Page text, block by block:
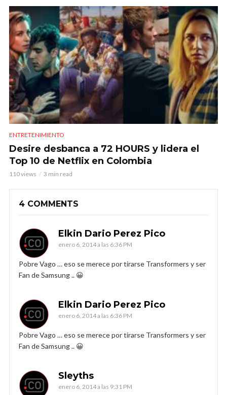
ENTRETENIMIENTO
Desire desbanca a 72 HOURS y lidera el
Top 10 de Netflix en Colombia
110 views 3 min read
4 COMMENTS
Elkin Dario Perez Pico
enero 6, 2014 a las 6:36 PM
Pobre Vago … eso se merece por tirarse Transformers y ser
Fan de Samsung .. 😀
Elkin Dario Perez Pico
enero 6, 2014 a las 6:36 PM
Pobre Vago … eso se merece por tirarse Transformers y ser
Fan de Samsung .. 😀
Sleyths
enero 6, 2014 a las 9:31 PM